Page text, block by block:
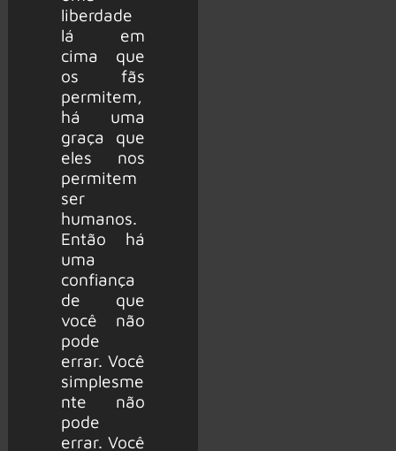
liberdade
lá em
cima que
os fãs
permitem,
há uma
graça que
eles nos
permitem
ser
humanos.
Então há
uma
confiança
de que
você não
pode
errar. Você
simplesme
nte não
pode
errar. Você